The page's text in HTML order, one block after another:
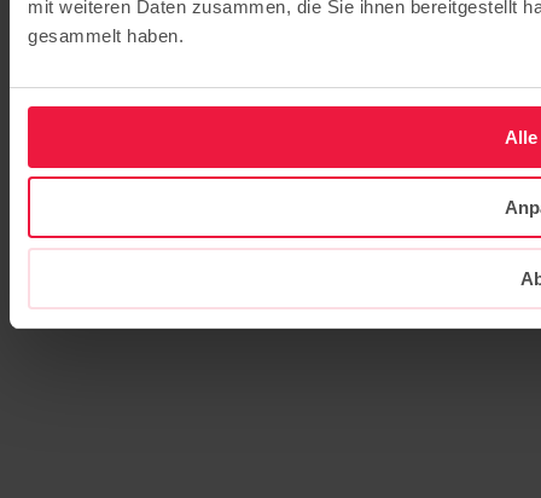
mit weiteren Daten zusammen, die Sie ihnen bereitgestellt
gesammelt haben.
Alle